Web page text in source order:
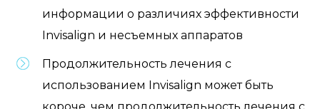
информации о различиях эффективности
Invisalign и несъемных аппаратов
Продолжительность лечения с
использованием Invisalign может быть